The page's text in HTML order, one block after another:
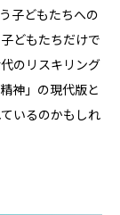
子どもたちへの
どもたちだけで
のリスキリング
神」の現代版と
いるのかもしれ